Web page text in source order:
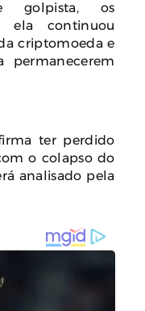
golpista, os
ela continuou
criptomoeda e
permanecerem
ter perdido
o colapso do
analisado pela